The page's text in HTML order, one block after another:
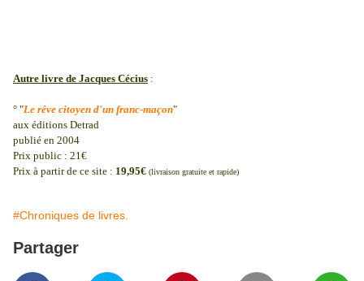
Autre livre de Jacques Cécius :
° "Le rêve citoyen d'un franc-maçon"
aux éditions Detrad
publié en 2004
Prix public : 21€
Prix à partir de ce site : 19,95€ (livraison gratuite et rapide)
#Chroniques de livres.
Partager